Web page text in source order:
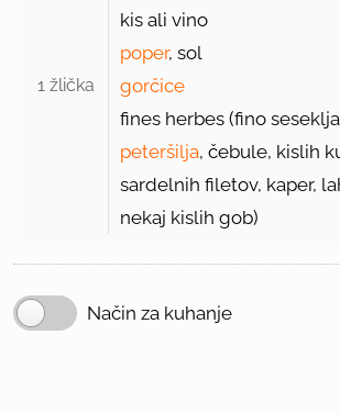
kis ali vino
poper, sol
1 žlička
gorčice
fines herbes (fino
peteršilja, čebule, kislih
sardelnih filetov, kaper,
nekaj kislih gob)
Način za kuhanje